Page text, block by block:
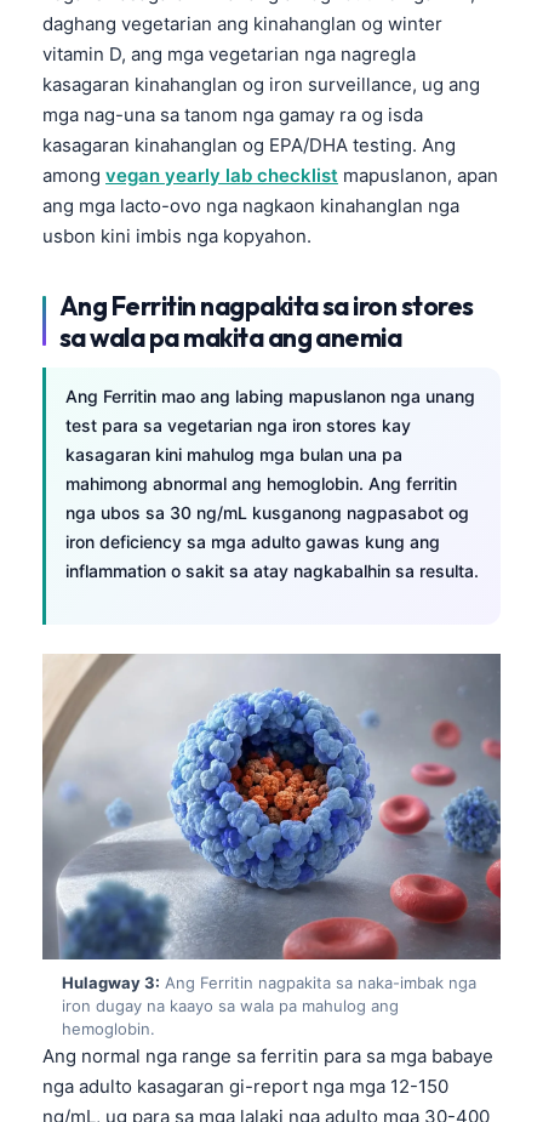
daghang vegetarian ang kinahanglan og winter
vitamin D, ang mga vegetarian nga nagregla
kasagaran kinahanglan og iron surveillance, ug ang
mga nag-una sa tanom nga gamay ra og isda
kasagaran kinahanglan og EPA/DHA testing. Ang
among vegan yearly lab checklist mapuslanon, apan
ang mga lacto-ovo nga nagkaon kinahanglan nga
usbon kini imbis nga kopyahon.
Ang Ferritin nagpakita sa iron stores
sa wala pa makita ang anemia
Ang Ferritin mao ang labing mapuslanon nga unang
test para sa vegetarian nga iron stores kay
kasagaran kini mahulog mga bulan una pa
mahimong abnormal ang hemoglobin. Ang ferritin
nga ubos sa 30 ng/mL kusganong nagpasabot og
iron deficiency sa mga adulto gawas kung ang
inflammation o sakit sa atay nagkabalhin sa resulta.
Hulagway 3: Ang Ferritin nagpakita sa naka-imbak nga
iron dugay na kaayo sa wala pa mahulog ang
hemoglobin.
Ang normal nga range sa ferritin para sa mga babaye
nga adulto kasagaran gi-report nga mga 12-150
ng/mL, ug para sa mga lalaki nga adulto mga 30-400